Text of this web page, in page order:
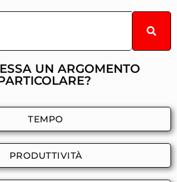
UN ARGOMENTO
TEMPO
PRODUTTIVITÀ